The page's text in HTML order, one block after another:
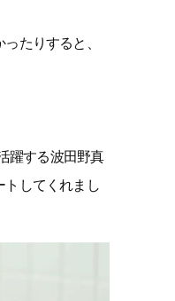
たりすると、
躍する波田野真
トしてくれまし